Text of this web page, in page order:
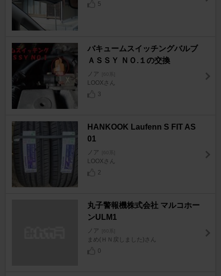
5
バキュームスイッチングバルブ
ＡＳＳＹ ＮＯ.１の交換
ノア [60系]
LOOXさん
3
HANKOOK Laufenn S FIT AS
01
ノア [60系]
LOOXさん
2
丸子警報機株式会社 マルコホー
ンULM1
ノア [60系]
まめ(ＨＮ戻しました)さん
0